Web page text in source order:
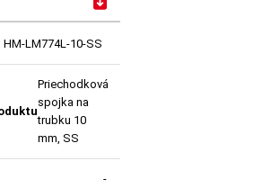
HM-LM774L-10-SS
Priechodková
spojka na
trubku 10
mm, SS
-